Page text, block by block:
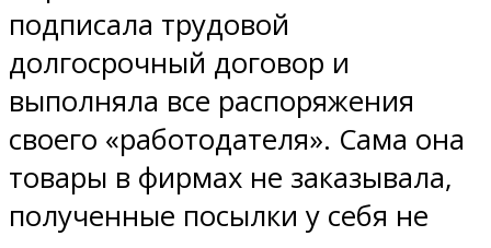
подписала трудовой
долгосрочный договор и
выполняла все распоряжения
своего «работодателя». Сама она
товары в фирмах не заказывала,
полученные посылки у себя не